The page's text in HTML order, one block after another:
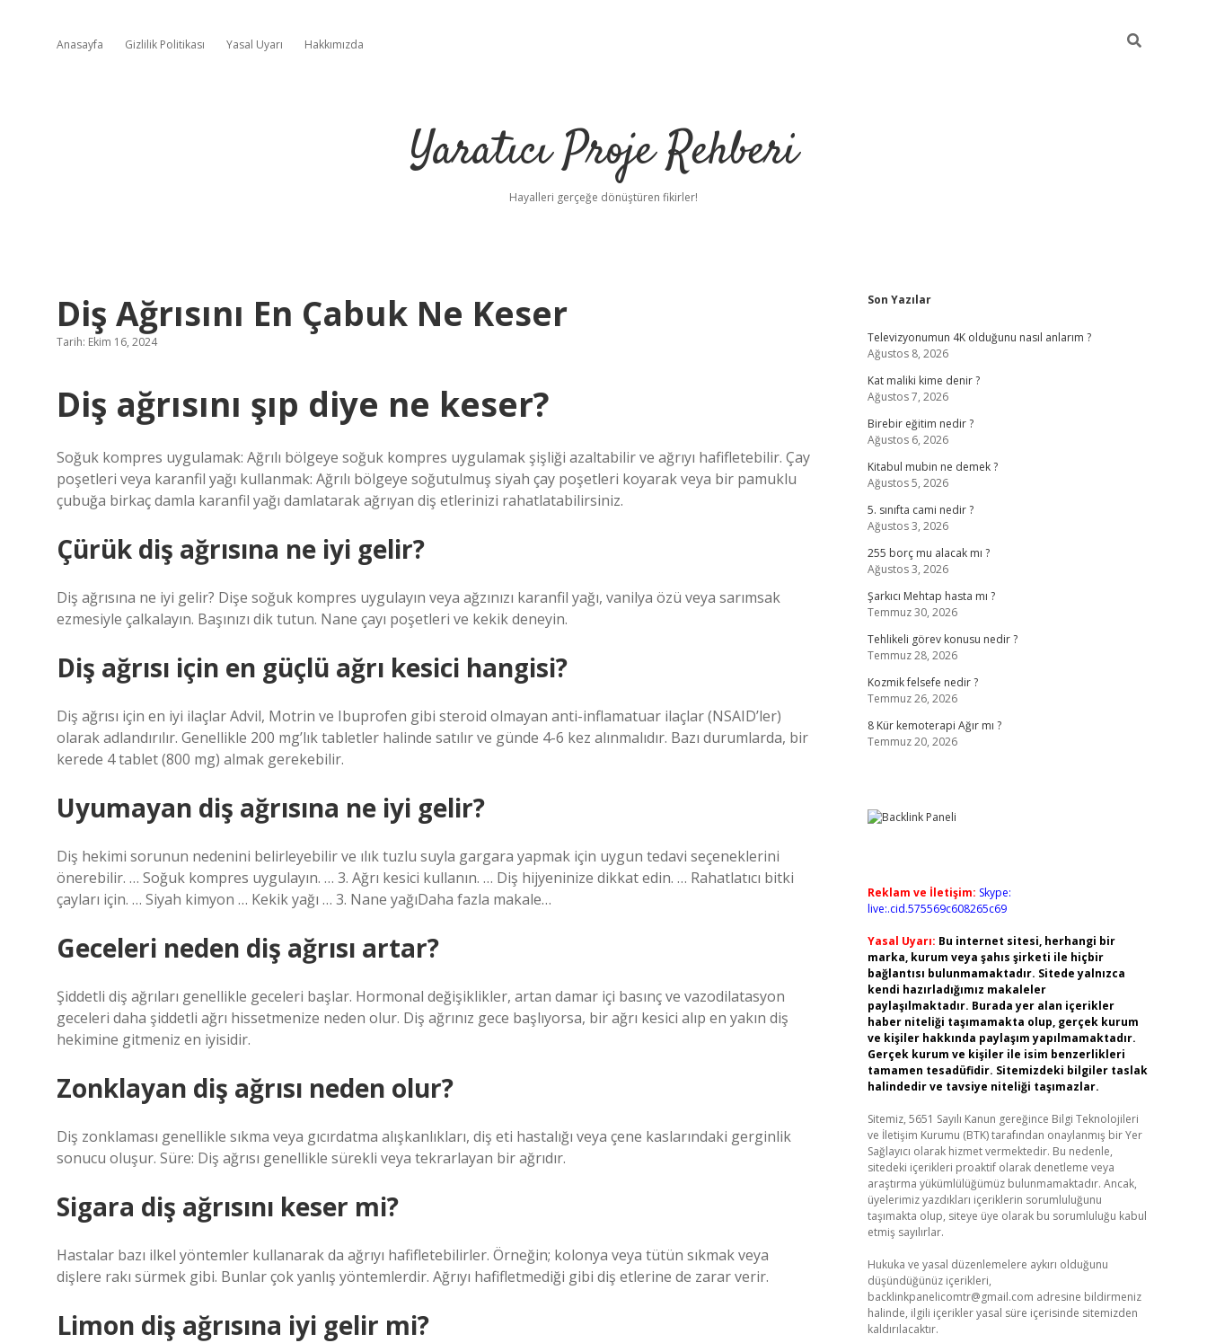
Anasayfa Gizlilik Politikası Yasal Uyarı Hakkımızda
Yaratıcı Proje Rehberi
Hayalleri gerçeğe dönüştüren fikirler!
Diş Ağrısını En Çabuk Ne Keser
Tarih: Ekim 16, 2024
Diş ağrısını şıp diye ne keser?
Soğuk kompres uygulamak: Ağrılı bölgeye soğuk kompres uygulamak şişliği azaltabilir ve ağrıyı hafifletebilir. Çay
poşetleri veya karanfil yağı kullanmak: Ağrılı bölgeye soğutulmuş siyah çay poşetleri koyarak veya bir pamuklu
çubuğa birkaç damla karanfil yağı damlatarak ağrıyan diş etlerinizi rahatlatabilirsiniz.
Çürük diş ağrısına ne iyi gelir?
Diş ağrısına ne iyi gelir? Dişe soğuk kompres uygulayın veya ağzınızı karanfil yağı, vanilya özü veya sarımsak
ezmesiyle çalkalayın. Başınızı dik tutun. Nane çayı poşetleri ve kekik deneyin.
Diş ağrısı için en güçlü ağrı kesici hangisi?
Diş ağrısı için en iyi ilaçlar Advil, Motrin ve Ibuprofen gibi steroid olmayan anti-inflamatuar ilaçlar (NSAID’ler)
olarak adlandırılır. Genellikle 200 mg’lık tabletler halinde satılır ve günde 4-6 kez alınmalıdır. Bazı durumlarda, bir
kerede 4 tablet (800 mg) almak gerekebilir.
Uyumayan diş ağrısına ne iyi gelir?
Diş hekimi sorunun nedenini belirleyebilir ve ılık tuzlu suyla gargara yapmak için uygun tedavi seçeneklerini
önerebilir. … Soğuk kompres uygulayın. … 3. Ağrı kesici kullanın. … Diş hijyeninize dikkat edin. … Rahatlatıcı bitki
çayları için. … Siyah kimyon … Kekik yağı … 3. Nane yağıDaha fazla makale…
Geceleri neden diş ağrısı artar?
Şiddetli diş ağrıları genellikle geceleri başlar. Hormonal değişiklikler, artan damar içi basınç ve vazodilatasyon
geceleri daha şiddetli ağrı hissetmenize neden olur. Diş ağrınız gece başlıyorsa, bir ağrı kesici alıp en yakın diş
hekimine gitmeniz en iyisidir.
Zonklayan diş ağrısı neden olur?
Diş zonklaması genellikle sıkma veya gıcırdatma alışkanlıkları, diş eti hastalığı veya çene kaslarındaki gerginlik
sonucu oluşur. Süre: Diş ağrısı genellikle sürekli veya tekrarlayan bir ağrıdır.
Sigara diş ağrısını keser mi?
Hastalar bazı ilkel yöntemler kullanarak da ağrıyı hafifletebilirler. Örneğin; kolonya veya tütün sıkmak veya
dişlere rakı sürmek gibi. Bunlar çok yanlış yöntemlerdir. Ağrıyı hafifletmediği gibi diş etlerine de zarar verir.
Limon diş ağrısına iyi gelir mi?
Sidebar
Son Yazılar
Televizyonumun 4K olduğunu nasıl anlarım ?
Ağustos 8, 2026
Kat maliki kime denir ?
Ağustos 7, 2026
Birebir eğitim nedir ?
Ağustos 6, 2026
Kitabul mubin ne demek ?
Ağustos 5, 2026
5. sınıfta cami nedir ?
Ağustos 3, 2026
255 borç mu alacak mı ?
Ağustos 3, 2026
Şarkıcı Mehtap hasta mı ?
Temmuz 30, 2026
Tehlikeli görev konusu nedir ?
Temmuz 28, 2026
Kozmik felsefe nedir ?
Temmuz 26, 2026
8 Kür kemoterapi Ağır mı ?
Temmuz 20, 2026
Reklam ve İletişim: Skype:
live:.cid.575569c608265c69
Yasal Uyarı: Bu internet sitesi, herhangi bir
marka, kurum veya şahıs şirketi ile hiçbir
bağlantısı bulunmamaktadır. Sitede yalnızca
kendi hazırladığımız makaleler
paylaşılmaktadır. Burada yer alan içerikler
haber niteliği taşımamakta olup, gerçek kurum
ve kişiler hakkında paylaşım yapılmamaktadır.
Gerçek kurum ve kişiler ile isim benzerlikleri
tamamen tesadüfidir. Sitemizdeki bilgiler taslak
halindedir ve tavsiye niteliği taşımazlar.
Sitemiz, 5651 Sayılı Kanun gereğince Bilgi Teknolojileri
ve İletişim Kurumu (BTK) tarafından onaylanmış bir Yer
Sağlayıcı olarak hizmet vermektedir. Bu nedenle,
sitedeki içerikleri proaktif olarak denetleme veya
araştırma yükümlülüğümüz bulunmamaktadır. Ancak,
üyelerimiz yazdıkları içeriklerin sorumluluğunu
taşımakta olup, siteye üye olarak bu sorumluluğu kabul
etmiş sayılırlar.
Hukuka ve yasal düzenlemelere aykırı olduğunu
düşündüğünüz içerikleri,
backlinkpanelicomtr@gmail.com adresine bildirmeniz
halinde, ilgili içerikler yasal süre içerisinde sitemizden
kaldırılacaktır.
https://betci.co/vd casino giriş